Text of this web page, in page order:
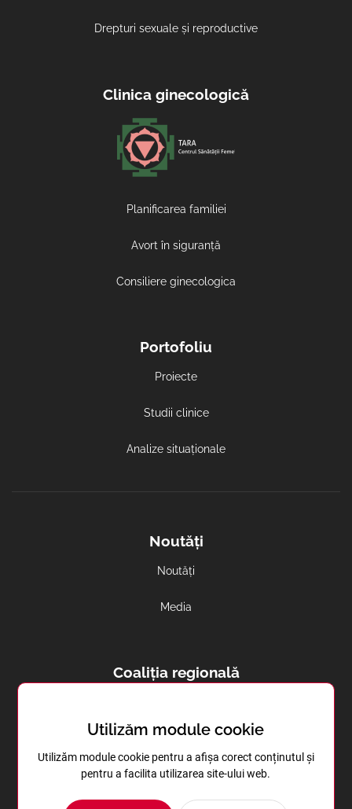
Drepturi sexuale și reproductive
Clinica ginecologică
Planificarea familiei
Avort în siguranță
Consiliere ginecologica
Portofoliu
Proiecte
Studii clinice
Analize situaționale
Noutăți
Noutăți
Media
Coaliția regională
Sănătatea reproductivă în Transnistria
Utilizăm module cookie
Utilizăm module cookie pentru a afișa corect conținutul și
pentru a facilita utilizarea site-ului web.